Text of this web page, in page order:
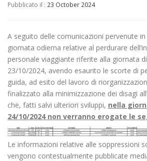
Pubblicato il : 23 October 2024
A seguito delle comunicazioni pervenute in
giornata odierna relative al perdurare
personale viaggiante riferite alla giornata
23/10/2024, avendo esaurito le scorte di
guida, ad esito del lavoro di
finalizzato alla minimizzazione dei disagi
che, fatti salvi ulteriori sviluppi, nella
24/10/2024 non verranno erogate le
Le informazioni relative alle soppressioni
vengono contestualmente pubblicate